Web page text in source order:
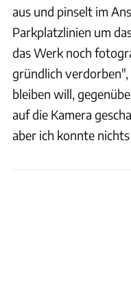
aus und pinselt im
Parkplatzlinien um
das Werk noch
gründlich
bleiben will,
auf die Kamera
aber ich konnte